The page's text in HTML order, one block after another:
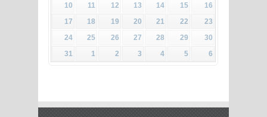
10
11 12 13 14 15
16
17
18 19 20 21 22
23
24
25 26 27 28 29
30
31
1 2 3 4 5 6